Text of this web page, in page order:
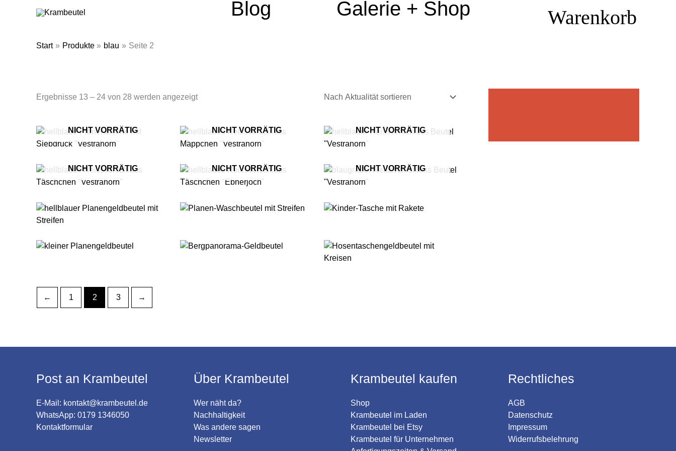
Blog Galerie + Shop Warenkorb
Start Produkte blau Seite 2
Ergebnisse 13 – 24 von 28 werden angezeigtNach
NICHT VORRÄTIG NICHT VORRÄTIG NICHT VORRÄTIG
NICHT VORRÄTIG NICHT VORRÄTIG NICHT VORRÄTIG
← 1 2 3 →
Post an Krambeutel
E-Mail: kontakt@krambeutel.de
WhatsApp: 0179 1346050
Kontaktformular
Über Krambeutel
Wer näht da?
Nachhaltigkeit
Was andere sagen
Newsletter
Krambeutel kaufen
Shop
Krambeutel im Laden
Krambeutel bei Etsy
Krambeutel für Unternehmen
Rechtliches
AGB
Datenschutz
Impressum
Widerrufsbelehrung